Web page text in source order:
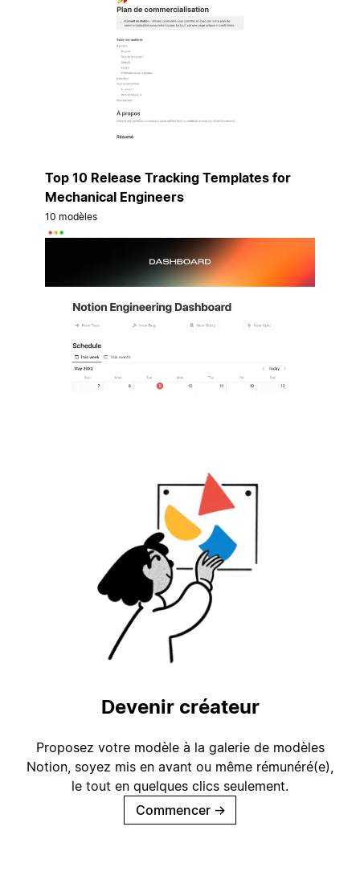
Top 10 Release Tracking Templates for
Mechanical Engineers
10 modèles
Devenir créateur
Proposez votre modèle à la galerie de modèles
Notion, soyez mis en avant ou même rémunéré(e),
le tout en quelques clics seulement.
Commencer →